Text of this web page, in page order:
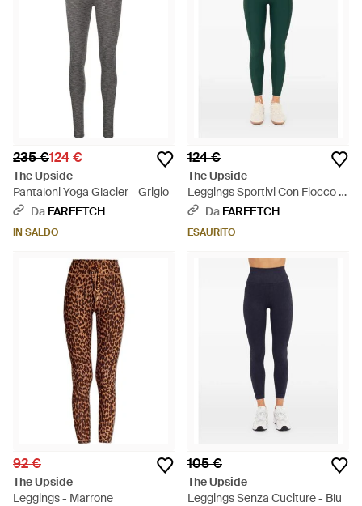
235 €124 €
The Upside
Pantaloni Yoga Glacier - Grigio
Da FARFETCH
IN SALDO
124 €
The Upside
Leggings Sportivi Con Fiocco -
Verde
Da FARFETCH
ESAURITO
92 €
The Upside
Leggings - Marrone
105 €
The Upside
Leggings Senza Cuciture - Blu